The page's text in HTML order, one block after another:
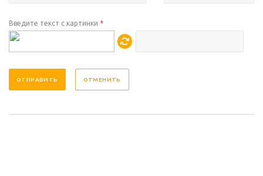
Введите текст с картинки *
ОТМЕНИТЬ